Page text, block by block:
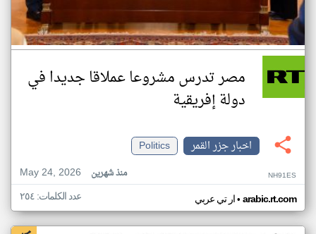
مصر تدرس مشروعا عملاقا جديدا في
دولة إفريقية
اخبار جزر القمر
Politics
May 24, 2026
منذ شهرين NH91ES
ار تي عربي• arabic.rt.com عدد الكلمات: ٢٥٤